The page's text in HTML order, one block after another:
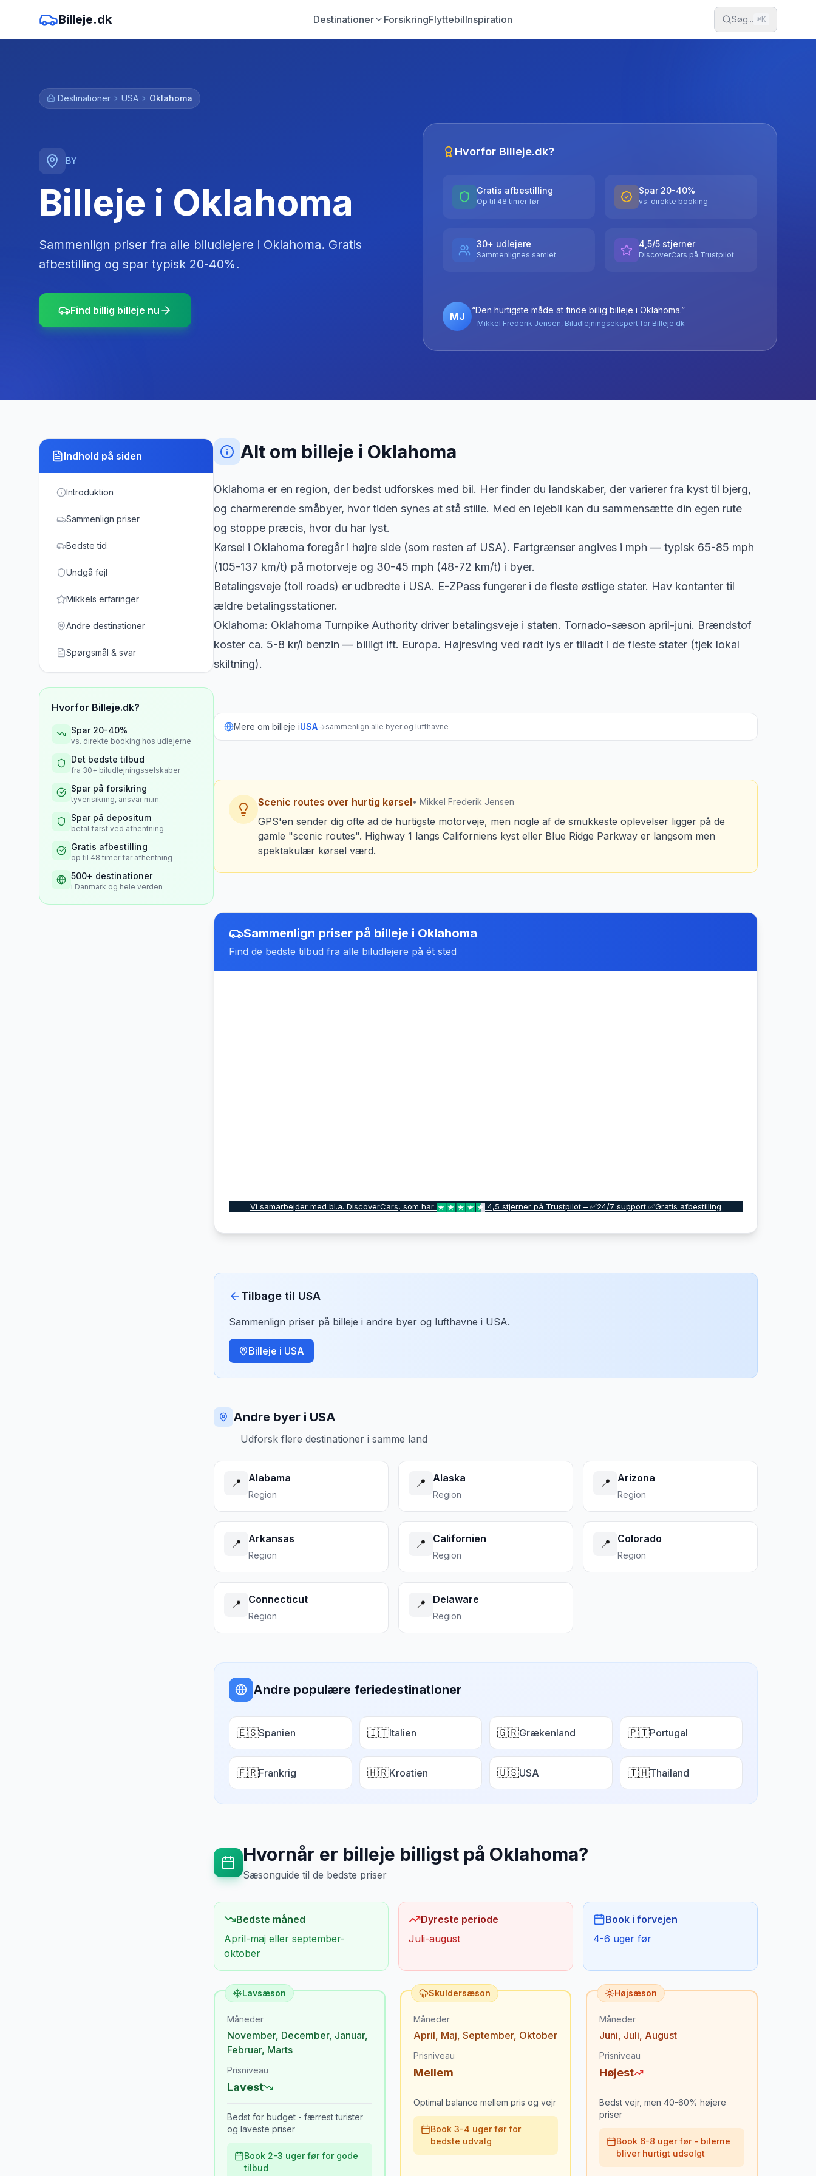
Billeje.dk Destinationer ForsikringFlyttebilInspiration Søg... ⌘K
Destinationer USA Oklahoma
BY
Billeje i Oklahoma
Sammenlign priser fra alle biludlejere i Oklahoma. Gratis
afbestilling og spar typisk 20-40%.
Find billig billeje nu
Hvorfor Billeje.dk?
Gratis afbestilling
Op til 48 timer før
Spar 20-40%
vs. direkte booking
30+ udlejere
Sammenlignes samlet
4,5/5 stjerner
DiscoverCars på Trustpilot
MJ
“Den hurtigste måde at finde billig billeje i Oklahoma.”
- Mikkel Frederik Jensen, Biludlejningsekspert for Billeje.dk
Indhold på siden
Introduktion
Sammenlign priser
Bedste tid
Undgå fejl
Mikkels erfaringer
Andre destinationer
Spørgsmål & svar
Hvorfor Billeje.dk?
Spar 20-40%
vs. direkte booking hos udlejerne
Det bedste tilbud
fra 30+ biludlejningsselskaber
Spar på forsikring
tyverisikring, ansvar m.m.
Spar på depositum
betal først ved afhentning
Gratis afbestilling
op til 48 timer før afhentning
500+ destinationer
i Danmark og hele verden
Alt om billeje i Oklahoma
Oklahoma er en region, der bedst udforskes med bil. Her finder du landskaber, der varierer fra kyst til bjerg,
og charmerende småbyer, hvor tiden synes at stå stille. Med en lejebil kan du sammensætte din egen rute
og stoppe præcis, hvor du har lyst.
Kørsel i Oklahoma foregår i højre side (som resten af USA). Fartgrænser angives i mph — typisk 65-85 mph
(105-137 km/t) på motorveje og 30-45 mph (48-72 km/t) i byer.
Betalingsveje (toll roads) er udbredte i USA. E-ZPass fungerer i de fleste østlige stater. Hav kontanter til
ældre betalingsstationer.
Oklahoma: Oklahoma Turnpike Authority driver betalingsveje i staten. Tornado-sæson april-juni. Brændstof
koster ca. 5-8 kr/l benzin — billigt ift. Europa. Højresving ved rødt lys er tilladt i de fleste stater (tjek lokal
skiltning).
Mere om billeje iUSA→sammenlign alle byer og lufthavne
Scenic routes over hurtig kørsel• Mikkel Frederik Jensen
GPS'en sender dig ofte ad de hurtigste motorveje, men nogle af de smukkeste oplevelser ligger på de
gamle "scenic routes". Highway 1 langs Californiens kyst eller Blue Ridge Parkway er langsom men
spektakulær kørsel værd.
Sammenlign priser på billeje i Oklahoma
Find de bedste tilbud fra alle biludlejere på ét sted
Vi samarbejder med bl.a. DiscoverCars, som har 4,5 stjerner på Trustpilot – ✅24/7 support ✅Gratis afbestilling
Tilbage til USA
Sammenlign priser på billeje i andre byer og lufthavne i USA.
Billeje i USA
Andre byer i USA
Udforsk flere destinationer i samme land
📍 Alabama
Region
📍 Alaska
Region
📍 Arizona
Region
📍 Arkansas
Region
📍 Californien
Region
📍 Colorado
Region
📍 Connecticut
Region
📍 Delaware
Region
Andre populære feriedestinationer
🇪🇸Spanien 🇮🇹Italien 🇬🇷Grækenland 🇵🇹Portugal
🇫🇷Frankrig 🇭🇷Kroatien 🇺🇸USA 🇹🇭Thailand
Hvornår er billeje billigst på Oklahoma?
Sæsonguide til de bedste priser
Bedste måned
April-maj eller september-
oktober
Dyreste periode
Juli-august
Book i forvejen
4-6 uger før
Lavsæson
Måneder
November, December, Januar,
Februar, Marts
Prisniveau
Lavest
Bedst for budget - færrest turister
og laveste priser
Book 2-3 uger før for gode
tilbud
Skuldersæson
Måneder
April, Maj, September, Oktober
Prisniveau
Mellem
Optimal balance mellem pris og vejr
Book 3-4 uger før for
bedste udvalg
Højsæson
Måneder
Juni, Juli, August
Prisniveau
Højest
Bedst vejr, men 40-60% højere
priser
Book 6-8 uger før - bilerne
bliver hurtigt udsolgt